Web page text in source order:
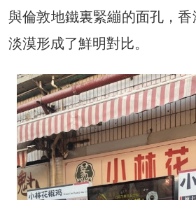
與倫敦地鐵裏緊繃的面孔，
淡漠形成了鮮明對比。